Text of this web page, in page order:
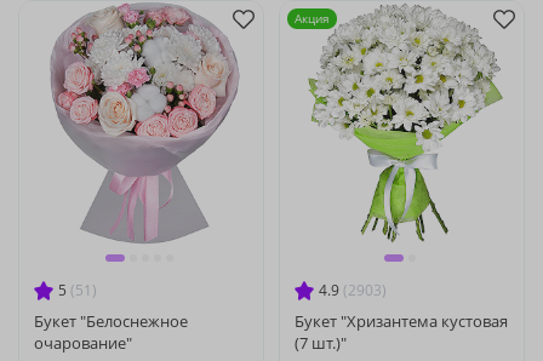
5 (51)
Букет "Белоснежное
очарование"
4.9 (2903)
Букет "Хризантема кустовая
(7 шт.)"
Акция